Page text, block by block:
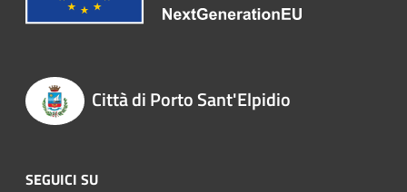
Città di Porto Sant'Elpidio
SEGUICI SU